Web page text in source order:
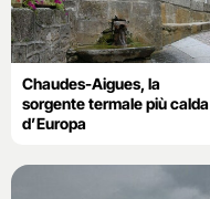
Chaudes-Aigues, la
sorgente termale più calda
d’Europa